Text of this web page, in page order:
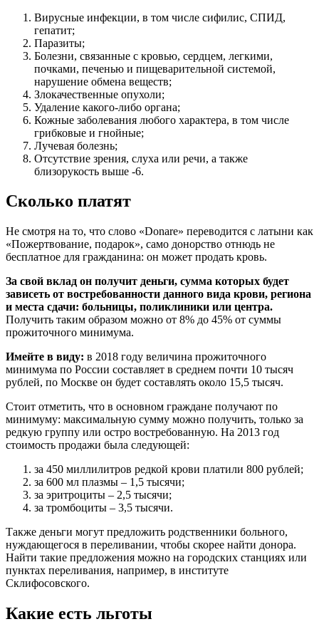
Вирусные инфекции, в том числе сифилис, СПИД,
гепатит;
Паразиты;
Болезни, связанные с кровью, сердцем, легкими,
почками, печенью и пищеварительной системой,
нарушение обмена веществ;
Злокачественные опухоли;
Удаление какого-либо органа;
Кожные заболевания любого характера, в том числе
грибковые и гнойные;
Лучевая болезнь;
Отсутствие зрения, слуха или речи, а также
близорукость выше -6.
Сколько платят
Не смотря на то, что слово «Donare» переводится с латыни как
«Пожертвование, подарок», само донорство отнюдь не
бесплатное для гражданина: он может продать кровь.
За свой вклад он получит деньги, сумма которых будет
зависеть от востребованности данного вида крови, региона
и места сдачи: больницы, поликлиники или центра.
Получить таким образом можно от 8% до 45% от суммы
прожиточного минимума.
Имейте в виду: в 2018 году величина прожиточного
минимума по России составляет в среднем почти 10 тысяч
рублей, по Москве он будет составлять около 15,5 тысяч.
Стоит отметить, что в основном граждане получают по
минимуму: максимальную сумму можно получить, только за
редкую группу или остро востребованную. На 2013 год
стоимость продажи была следующей:
за 450 миллилитров редкой крови платили 800 рублей;
за 600 мл плазмы – 1,5 тысячи;
за эритроциты – 2,5 тысячи;
за тромбоциты – 3,5 тысячи.
Также деньги могут предложить родственники больного,
нуждающегося в переливании, чтобы скорее найти донора.
Найти такие предложения можно на городских станциях или
пунктах переливания, например, в институте
Склифосовского.
Какие есть льготы